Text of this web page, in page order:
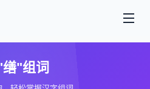
"组词